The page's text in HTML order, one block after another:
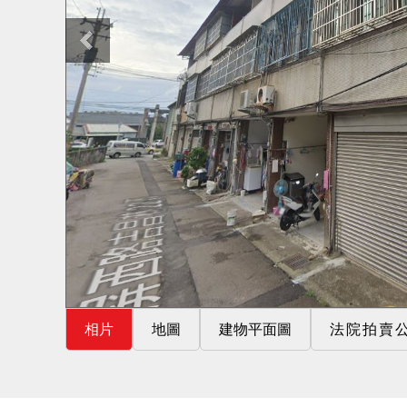
相片 地圖 建物平面圖 法院拍賣